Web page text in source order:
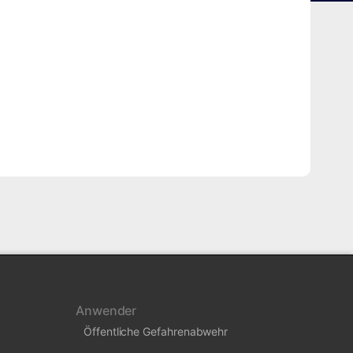
Anwender
Öffentliche Gefahrenabwehr